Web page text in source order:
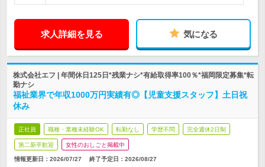
求人詳細を見る 気になる
株式会社エフ | 年間休日125日*残業ナシ*有給取得率100％*福岡限定募集*転
勤ナシ
福祉業界で年収1000万円実績有◎【児童支援スタッフ】土日祝
休み
正社員 職種・業種未経験OK 転勤なし 学歴不問 完全週休2日制
第二新卒歓迎 女性のおしごと掲載中
情報更新日：2026/07/27 終了予定日： 2026/08/27